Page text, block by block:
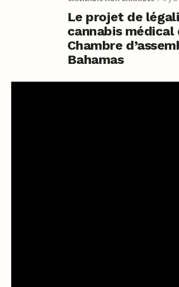
Le projet de
cannabis médical
Chambre
Bahamas